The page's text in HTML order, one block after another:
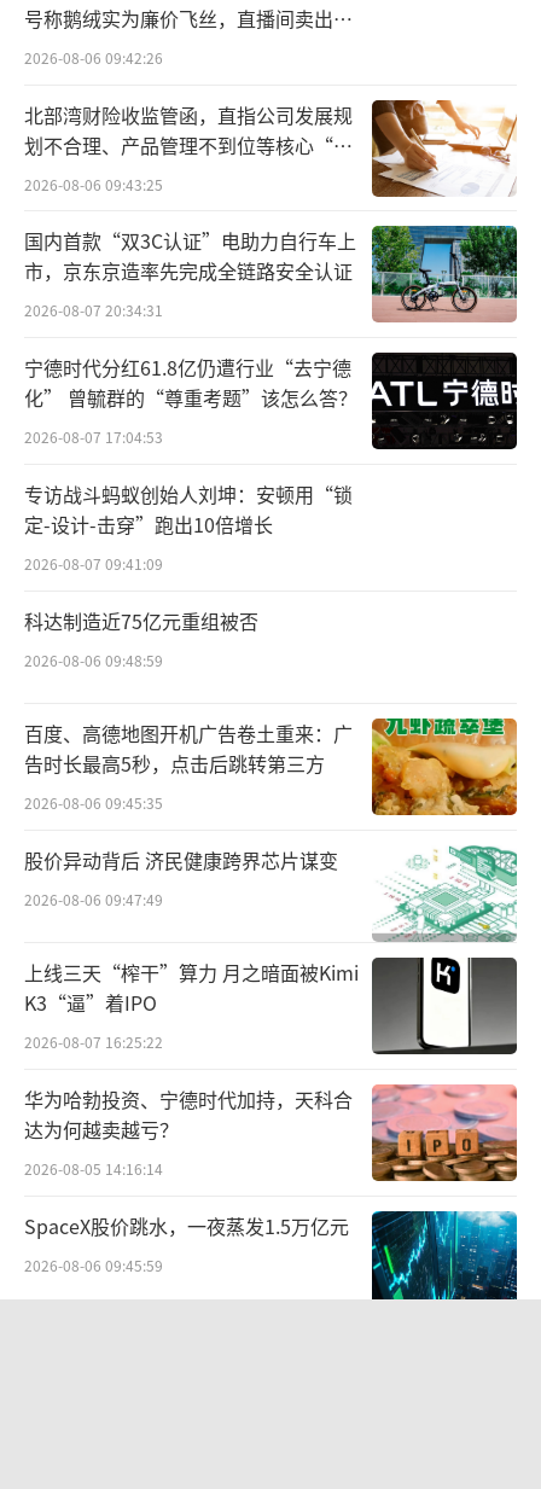
体销售总额中的占比提升至28.92%。2021年，
1%达到6600万元；2022年，恋火增长更是迅
猛，营收首次破亿为2.86亿元，增速达463.4
9%。2023年上半年，恋火实现营收3.07亿元，
同比增长211.42%。而在2020年王玉莹加入之
际，恋火品牌的营收仅为1500万元。
恋火的高速增长直接改变了丸美股份多年
来的营收占比结构。2018—2022年期间，丸美
股份主品牌丸美品牌一直都是主要营收来源，
营收占比一直超80%。财报数据显示，这几年
期间，丸美主品牌收入分别为14.05亿元、16.5
9亿元、15.15亿元、15.94亿元、13.98亿元，
占比分别为89.25%、92.17%、95.06%、92.3
而在2023年，虽然丸美品牌依然肩扛公司
幅下降至70.14%，恋火一跃成为第二大营收支
撑品牌，营收占比接近三成。
周婷表示，中国企业在品牌运营和管理的
专业度上一直落后于国际品牌，王玉莹对恋火
甚至丸美的最大价值是让团队明白了什么是品
牌以及如何做品牌。流量对于不懂品牌的人来
说只能卖货，但对于懂品牌的人来说，则是更
高效更持久地卖货。很显然，从恋火的表现
玩转流量。
据了解，在2023年，恋火不断完善抖音、
淘宝等销售平台，深度合作头部达人及直播，
促进产品销售，并在多平台搭建直播间承接大
播流量，进一步提升销售效率。根据久谦数
号称鹅绒实为廉价飞丝，直播间卖出超
百万元
2026-08-06 09:42:26
北部湾财险收监管函，直指公司发展规
划不合理、产品管理不到位等核心“痛
点”
2026-08-06 09:43:25
国内首款“双3C认证”电助力自行车上
市，京东京造率先完成全链路安全认证
2026-08-07 20:34:31
宁德时代分红61.8亿仍遭行业“去宁德
化” 曾毓群的“尊重考题”该怎么答？
2026-08-07 17:04:53
专访战斗蚂蚁创始人刘坤：安顿用“锁
定-设计-击穿”跑出10倍增长
2026-08-07 09:41:09
科达制造近75亿元重组被否
2026-08-06 09:48:59
百度、高德地图开机广告卷土重来：广
告时长最高5秒，点击后跳转第三方
2026-08-06 09:45:35
股价异动背后 济民健康跨界芯片谋变
2026-08-06 09:47:49
上线三天“榨干”算力 月之暗面被Kimi
K3“逼”着IPO
2026-08-07 16:25:22
华为哈勃投资、宁德时代加持，天科合
达为何越卖越亏？
2026-08-05 14:16:14
SpaceX股价跳水，一夜蒸发1.5万亿元
2026-08-06 09:45:59